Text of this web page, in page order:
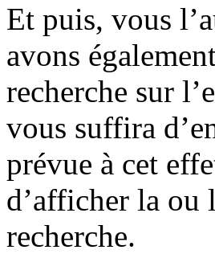
Et puis, vous
avons
recherche sur
vous suffira
prévue à cet
d’afficher la ou
recherche.